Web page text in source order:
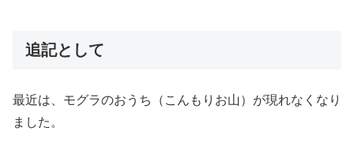
追記として
最近は、モグラのおうち（こんもりお山）が現れなくなり
ました。